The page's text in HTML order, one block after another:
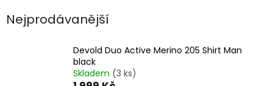
Nejprodávanější
Devold Duo Active Merino 205 Shirt Man
black
Skladem (3 ks)